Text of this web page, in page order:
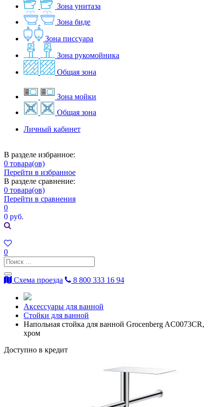
Зона унитаза
Зона биде
Зона писсуара
Зона рукомойника
Общая зона
Зона мойки
Общая зона
Личный кабинет
В разделе избранное:
0 товара(ов)
Перейти в избранное
В разделе сравнение:
0 товара(ов)
Перейти в сравнения
0
0 руб.
0
Схема проезда 8 800 333 16 94
Аксессуары для ванной
Стойки для ванной
Напольная стойка для ванной Grocenberg AC0073CR,
хром
Доступно в кредит